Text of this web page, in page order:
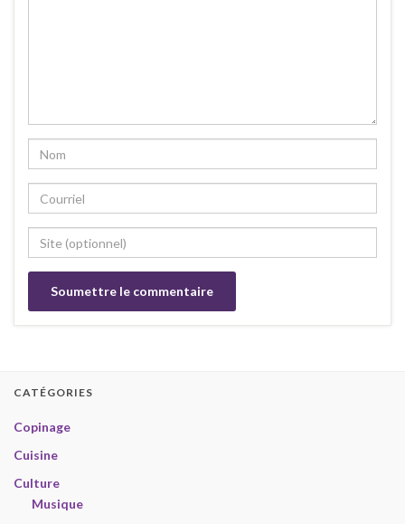
CATÉGORIES
Copinage
Cuisine
Culture
Musique